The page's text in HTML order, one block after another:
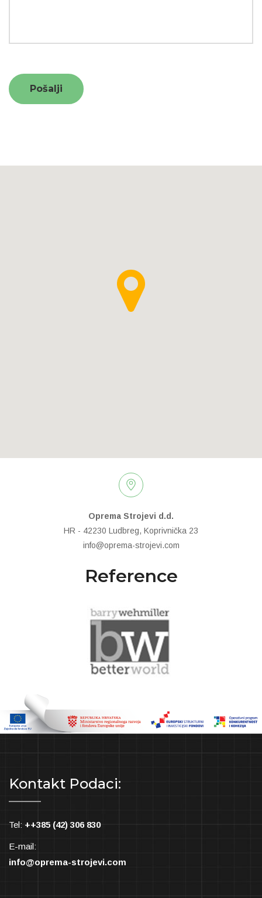
Oprema Strojevi d.d.
HR - 42230 Ludbreg, Koprivnička 23
info@oprema-strojevi.com
Reference
Kontakt Podaci:
Tel: ++385 (42) 306 830
E-mail:
info@oprema-strojevi.com